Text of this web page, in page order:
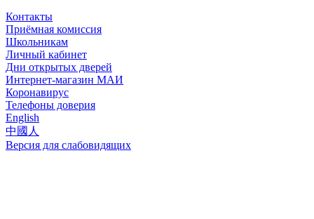
Контакты
Приёмная комиссия
Школьникам
Личный кабинет
Дни открытых дверей
Интернет-магазин МАИ
Коронавирус
Телефоны доверия
English
中國人
Версия для слабовидящих